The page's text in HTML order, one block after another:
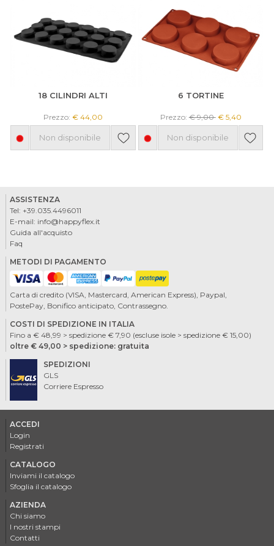
18 CILINDRI ALTI
Prezzo:€ 44,00
Non disponibile
6 TORTINE
Prezzo:€ 9,00 € 5,40
Non disponibile
ASSISTENZA
Tel: +39.035.4496011
E-mail: info@happyflex.it
Guida all'acquisto
Faq
METODI DI PAGAMENTO
Carta di credito (VISA, Mastercard, American Express), Paypal,
PostePay, Bonifico anticipato, Contrassegno.
COSTI DI SPEDIZIONE IN ITALIA
Fino a € 48,99 > spedizione € 7,90 (escluse isole > spedizione € 15,00)
oltre € 49,00 > spedizione: gratuita
SPEDIZIONI
GLS
Corriere Espresso
ACCEDI
Login
Registrati
CATALOGO
Inviami il catalogo
Sfoglia il catalogo
AZIENDA
Chi siamo
I nostri stampi
Contatti